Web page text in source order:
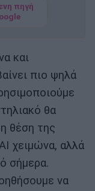
πηγή
και
πιο ψηλά
θα
θέση της
χειμώνα, αλλά
σήμερα.
να